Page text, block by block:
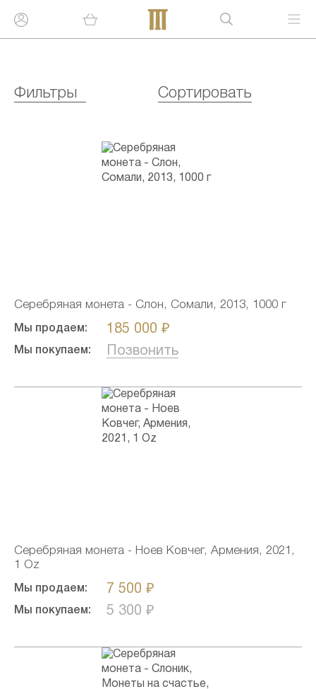
Фильтры Сортировать
Серебряная монета - Слон, Сомали, 2013, 1000 г
Мы продаем: 185 000 ₽
Мы покупаем: Позвонить
Серебряная монета - Ноев Ковчег, Армения, 2021,
1 Oz
Мы продаем: 7 500 ₽
Мы покупаем: 5 300 ₽